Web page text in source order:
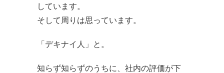
しています。
そして周りは思っています。
「デキナイ人」と。
知らず知らずのうちに、社内の評価が下